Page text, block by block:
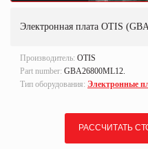
Электронная плата OTIS
Производитель: OTIS
Part number: GBA26800ML12.
Тип оборудования: Электронные
РАССЧИТАТЬ